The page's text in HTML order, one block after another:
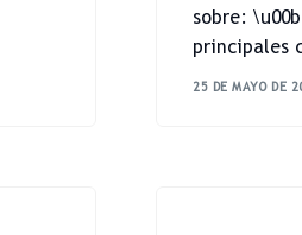
sobre:
principales
25 DE MAYO DE